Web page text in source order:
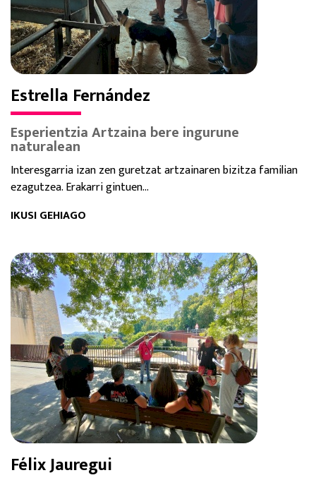
Estrella Fernández
Esperientzia Artzaina bere ingurune
naturalean
Interesgarria izan zen guretzat artzainaren bizitza familian
ezagutzea. Erakarri gintuen...
IKUSI GEHIAGO
Félix Jauregui